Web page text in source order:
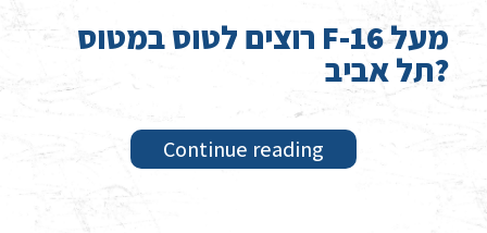
רוצים לטוס במטוס F-16 מעל
תל אביב?
Continue reading